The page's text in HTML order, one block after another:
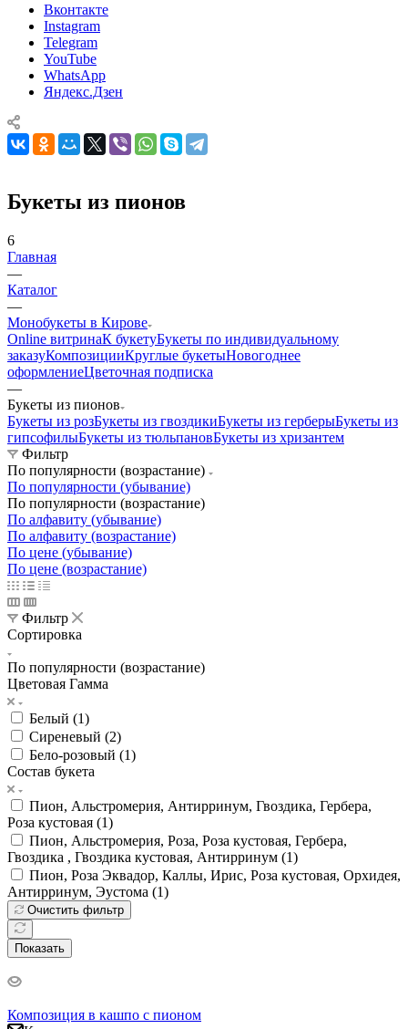
Вконтакте
Instagram
Telegram
YouTube
WhatsApp
Яндекс.Дзен
Букеты из пионов
6
Главная
—
Каталог
—
Монобукеты в Кирове
Online витринаК букетуБукеты по индивидуальному
заказуКомпозицииКруглые букетыНовогоднее
оформлениеЦветочная подписка
—
Букеты из пионов
Букеты из розБукеты из гвоздикиБукеты из герберыБукеты из
гипсофилыБукеты из тюльпановБукеты из хризантем
Фильтр
По популярности (возрастание)
По популярности (убывание)
По популярности (возрастание)
По алфавиту (убывание)
По алфавиту (возрастание)
По цене (убывание)
По цене (возрастание)
Фильтр
Сортировка
По популярности (возрастание)
Цветовая Гамма
Белый (1)
Сиреневый (2)
Бело-розовый (1)
Состав букета
Пион, Альстромерия, Антирринум, Гвоздика, Гербера,
Роза кустовая (1)
Пион, Альстромерия, Роза, Роза кустовая, Гербера,
Гвоздика , Гвоздика кустовая, Антирринум (1)
Пион, Роза Эквадор, Каллы, Ирис, Роза кустовая, Орхидея,
Антирринум, Эустома (1)
Очистить фильтр
Показать
Композиция в кашпо с пионом